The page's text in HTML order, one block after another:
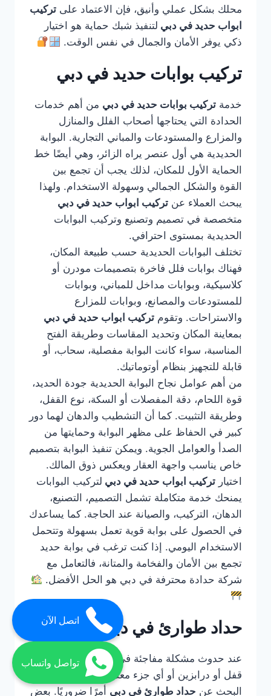
محلك بشكل عملي وأنيق، فإن الاعتماد على تركيب
ابواب حديد في دبي لتنفيذ شبك حماية هو اختيار
ذكي يوفر الأمان والجمال في نفس الوقت.
تركيب بوابات حديد في دبي
خدمة تركيب بوابات حديد في دبي من أهم خدمات
الحدادة التي يحتاجها أصحاب الفلل والمنازل
والمزارع والمستودعات والمباني التجارية. البوابة
الحديدية هي أول عنصر يراه الزائر، وهي أيضًا خط
الحماية الأول للمكان، لذلك يجب أن تجمع بين
القوة والشكل الجمالي وسهولة الاستخدام. ولهذا
يبحث العملاء عن تركيب ابواب حديد في دبي
متخصصة في تصميم وتصنيع وتركيب البوابات
الحديدية بمستوى احترافي.
تختلف البوابات الحديدية حسب طبيعة المكان،
فهناك بوابات فلل فاخرة بتصميمات مودرن أو
كلاسيكية، وبوابات مداخل للمباني، وبوابات
للمستودعات والمصانع، وبوابات للمزارع
والاستراحات. وتقوم تركيب ابواب حديد في دبي
بمعاينة المكان وتحديد المقاسات وطريقة الفتح
المناسبة، سواء كانت البوابة مفصلية، سحاب، أو
قابلة للتجهيز بنظام أوتوماتيك.
من أهم عوامل نجاح البوابة الحديدية جودة الحديد،
قوة اللحام، دقة المفصلات أو السكة، نوع القفل،
وطريقة التثبيت. كما أن التشطيب والدهان لهما دور
كبير في الحفاظ على مظهر البوابة وحمايتها من
الصدأ والعوامل الجوية. ويمكن تنفيذ البوابة بتصميم
خاص يناسب واجهة العقار ويعكس ذوق المالك.
اختيار تركيب ابواب حديد في دبي لتركيب البوابات
يمنحك خدمة متكاملة تشمل التصميم، التصنيع،
الدهان، التركيب، والصيانة عند الحاجة. كما يساعدك
في الحصول على بوابة قوية تعمل بسهولة وتتحمل
الاستخدام اليومي. إذا كنت ترغب في بوابة حديد
تجمع بين الأمان والفخامة والمتانة، فالتعامل مع
شركة حدادة محترفة في دبي هو الحل الأفضل.
حداد طوارئ في دبي
عند حدوث مشكلة مفاجئة في باب حديد أو بوابة أو
قفل أو درابزين أو أي جزء معدني مهم، يصبح
البحث عن حداد طوارئ في دبي أمرًا ضروريًا. بعض
اتصل الآن
تواصل واتساب